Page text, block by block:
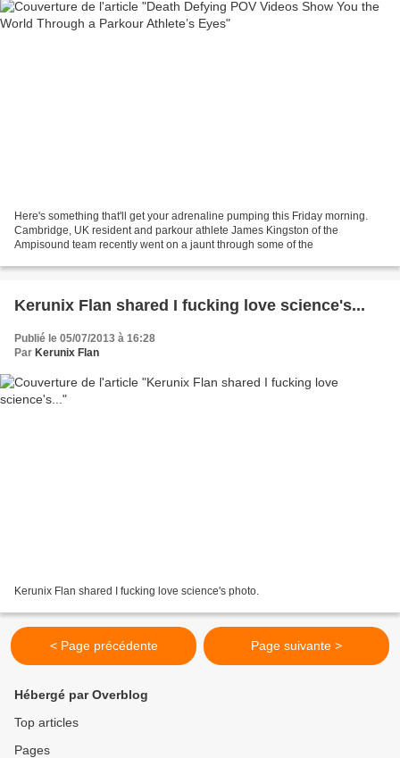
Here's something that'll get your adrenaline pumping this Friday morning.
Cambridge, UK resident and parkour athlete James Kingston of the
Ampisound team recently went on a jaunt through some of the
Kerunix Flan shared I fucking love science's...
Publié le 05/07/2013 à 16:28
Par Kerunix Flan
Kerunix Flan shared I fucking love science's photo.
< Page précédente Page suivante >
Hébergé par Overblog
Top articles
Pages